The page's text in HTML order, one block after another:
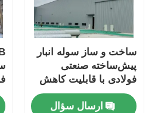
ساختار فولاد صنعتی
ساختار فولاد تجاری
ساخت و ساز سوله انبار
پیش‌ساخته صنعتی
فولادی با قابلیت کاهش
صدا
ارسال سؤال